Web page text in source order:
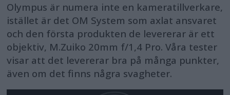
Olympus är numera inte en kameratillverkare,
istället är det OM System som axlat ansvaret
och den första produkten de levererar är ett
objektiv, M.Zuiko 20mm f/1,4 Pro. Våra tester
visar att det levererar bra på många punkter,
även om det finns några svagheter.